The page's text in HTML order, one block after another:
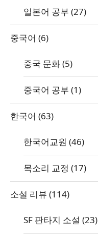
일본어 공부 (27)
중국어 (6)
중국 문화(5)
중국어 공부 (1)
한국어 (63)
한국어교원 (46)
목소리 교정 (17)
소설 리뷰 (114)
SF 판타지 소설 (23)